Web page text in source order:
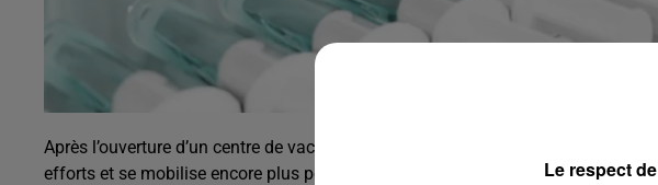
Après l’ouverture d’un centre de vaccination municipal au centre culturel Jean-
efforts et se mobilise encore plus pour accélérer la campagne de vaccination.
Le respect